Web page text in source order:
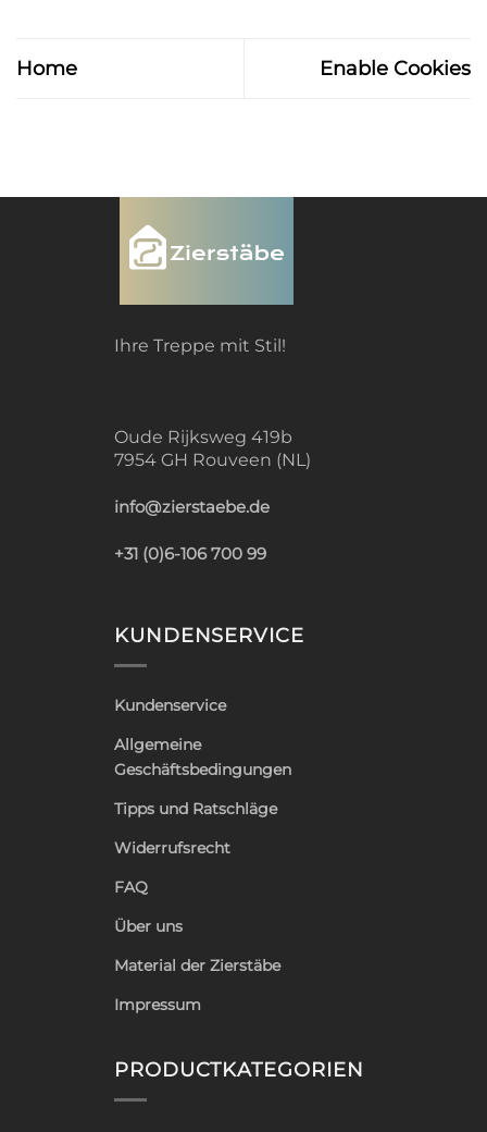
Home Enable Cookies
Ihre Treppe mit Stil!
Oude Rijksweg 419b
7954 GH Rouveen (NL)
info@zierstaebe.de
+31 (0)6-106 700 99
KUNDENSERVICE
Kundenservice
Allgemeine
Geschäftsbedingungen
Tipps und Ratschläge
Widerrufsrecht
FAQ
Über uns
Material der Zierstäbe
Impressum
PRODUCTKATEGORIEN